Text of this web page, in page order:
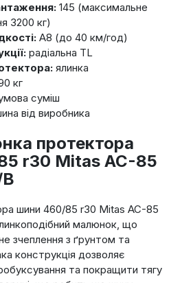
145 (максимальне
3200 кг)
A8 (до 40 км/год)
радіальна TL
ялинка
кг
суміш
від виробника
протектора
r30 Mitas AC-85
шини 460/85 r30 Mitas AC-85
малюнок, що
зчеплення з ґрунтом та
конструкція дозволяє
та покращити тягу